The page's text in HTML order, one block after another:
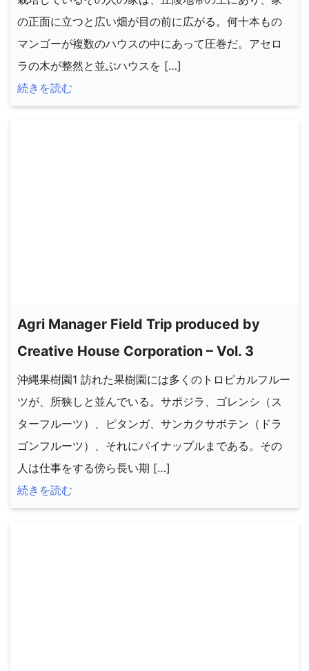
の正面に立つと広い畑が目の前に広がる。何十本もの
マンゴーが複数のハウスの中にあって圧巻だ。アセロ
ラの木が整然と並ぶハウスを […]
続きを読む
Agri Manager Field Trip produced by
Creative House Corporation – Vol. 3
沖縄果樹園1 訪れた果樹園には多くのトロピカルフルー
ツが、所狭しと並んでいる。サポジラ、ゴレンシ（ス
ターフルーツ）、ピタンガ、サンカクサボテン（ドラ
ゴンフルーツ）、それにパイナップルまである。その
人は仕事をする傍ら長い期 […]
続きを読む